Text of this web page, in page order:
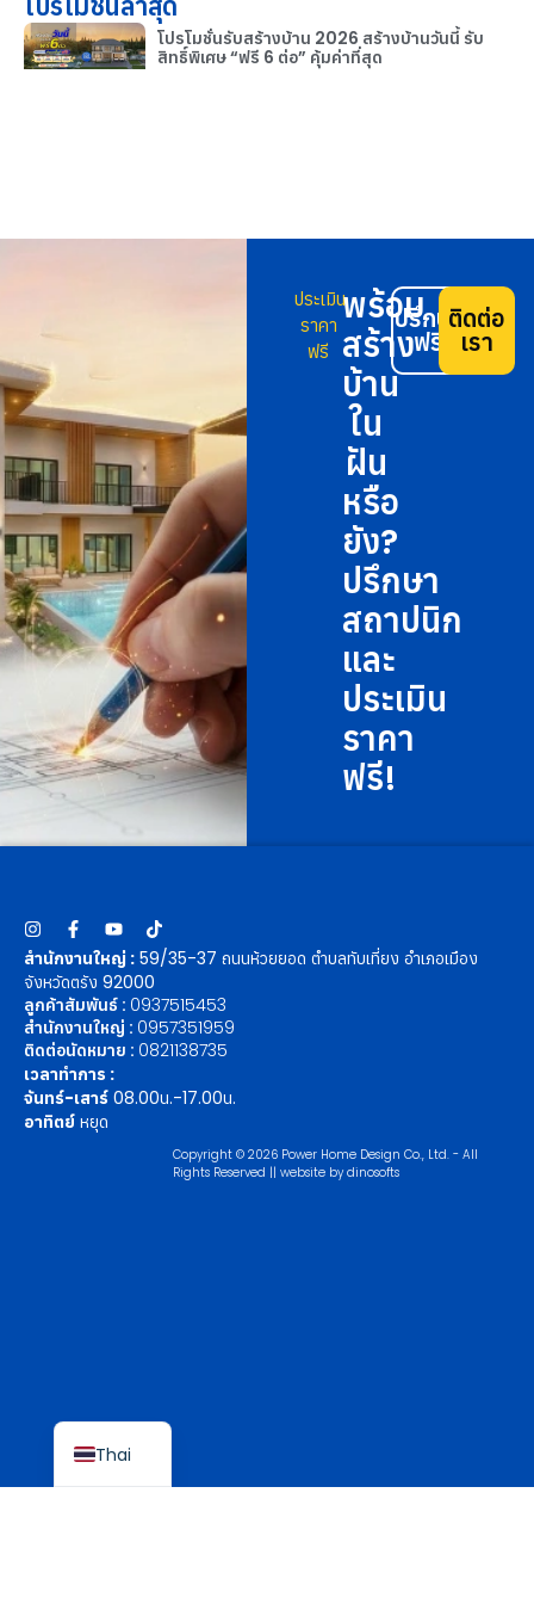
โปรโมชั่นรับสร้างบ้าน 2026 สร้างบ้านวันนี้ รับ
สิทธิ์พิเศษ “ฟรี 6 ต่อ” คุ้มค่าที่สุด
ประเมิน
ราคา
ฟรี
พร้อม
สร้าง
บ้าน
ใน
ฝัน
หรือ
ยัง?
ปรึกษา
สถาปนิก
และ
ประเมิน
ราคา
ฟรี!
ปรึกษา
ฟรี
ติดต่อ
เรา
Copyright © 2026 Power Home Design Co., Ltd. - All
Rights Reserved || website bydinosofts
เวลาทำการ :
จันทร์-เสาร์ 08.00น.-17.00น.
อาทิตย์ หยุด
ลูกค้าสัมพันธ์ : 0937515453
สำนักงานใหญ่ : 0957351959
ติดต่อนัดหมาย : 0821138735
สำนักงานใหญ่ : 59/35-37 ถนนห้วยยอด ตำบลทับเที่ยง อำเภอเมือง
จังหวัดตรัง 92000
Thai